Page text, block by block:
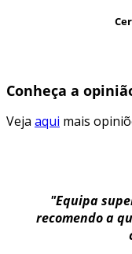
Conheça a
Veja aqui mais
"Equipa
recomendo a